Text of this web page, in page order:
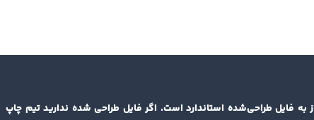
به فایل طراحی‌شده استاندارد است. اگر فایل طراحی شده ندارید تیم چاپ